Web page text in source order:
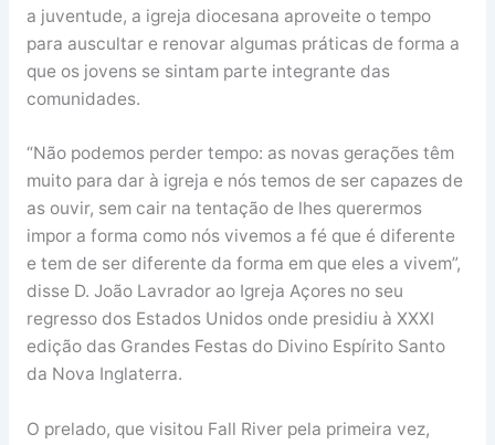
a juventude, a igreja diocesana aproveite o tempo
para auscultar e renovar algumas práticas de forma a
que os jovens se sintam parte integrante das
comunidades.
“Não podemos perder tempo: as novas gerações têm
muito para dar à igreja e nós temos de ser capazes de
as ouvir, sem cair na tentação de lhes querermos
impor a forma como nós vivemos a fé que é diferente
e tem de ser diferente da forma em que eles a vivem”,
disse D. João Lavrador ao Igreja Açores no seu
regresso dos Estados Unidos onde presidiu à XXXI
edição das Grandes Festas do Divino Espírito Santo
da Nova Inglaterra.
O prelado, que visitou Fall River pela primeira vez,